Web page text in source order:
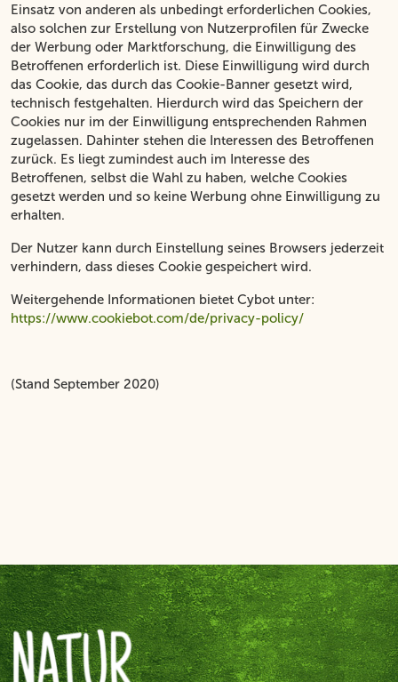
Einsatz von anderen als unbedingt erforderlichen Cookies,
also solchen zur Erstellung von Nutzerprofilen für Zwecke
der Werbung oder Marktforschung, die Einwilligung des
Betroffenen erforderlich ist. Diese Einwilligung wird durch
das Cookie, das durch das Cookie-Banner gesetzt wird,
technisch festgehalten. Hierdurch wird das Speichern der
Cookies nur im der Einwilligung entsprechenden Rahmen
zugelassen. Dahinter stehen die Interessen des Betroffenen
zurück. Es liegt zumindest auch im Interesse des
Betroffenen, selbst die Wahl zu haben, welche Cookies
gesetzt werden und so keine Werbung ohne Einwilligung zu
erhalten.
Der Nutzer kann durch Einstellung seines Browsers jederzeit
verhindern, dass dieses Cookie gespeichert wird.
Weitergehende Informationen bietet Cybot unter:
https://www.cookiebot.com/de/privacy-policy/
(Stand September 2020)